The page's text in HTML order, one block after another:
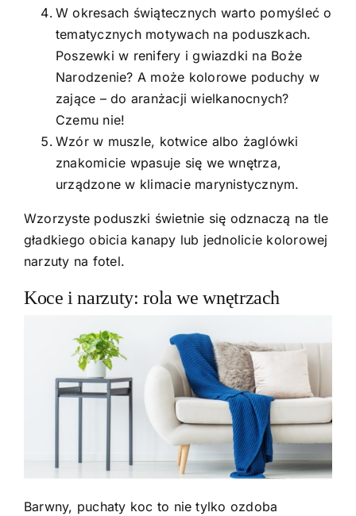
W okresach świątecznych warto pomyśleć o
tematycznych motywach na poduszkach.
Poszewki w renifery i gwiazdki na Boże
Narodzenie? A może kolorowe poduchy w
zające – do aranżacji wielkanocnych?
Czemu nie!
Wzór w muszle, kotwice albo żaglówki
znakomicie wpasuje się we wnętrza,
urządzone w klimacie marynistycznym.
Wzorzyste poduszki świetnie się odznaczą na tle
gładkiego obicia kanapy lub jednolicie kolorowej
narzuty na fotel.
Koce i narzuty: rola we wnętrzach
Barwny, puchaty koc to nie tylko ozdoba